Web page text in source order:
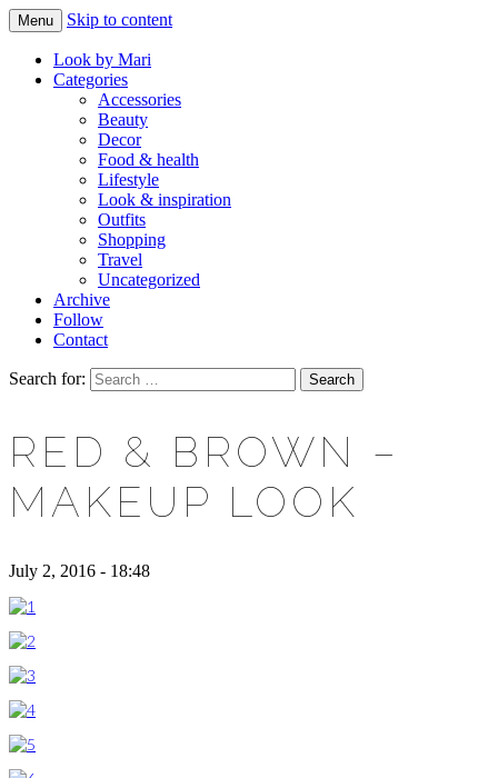
LOOK BY MARI
Makeup & beauty blog
Menu Skip to content
Look by Mari
Categories
Accessories
Beauty
Decor
Food & health
Lifestyle
Look & inspiration
Outfits
Shopping
Travel
Uncategorized
Archive
Follow
Contact
Search for:
RED & BROWN –
MAKEUP LOOK
July 2, 2016 - 18:48